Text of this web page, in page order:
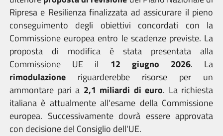
Ripresa e Resilienza finalizzata ad assicurare il pieno
conseguimento degli obiettivi concordati con la
Commissione europea entro le scadenze previste. La
proposta di modifica è stata presentata alla
Commissione UE il 12 giugno 2026. La
rimodulazione riguarderebbe risorse per un
ammontare pari a 2,1 miliardi di euro. La richiesta
italiana è attualmente all'esame della Commissione
europea. Successivamente dovrà essere approvata
con decisione del Consiglio dell'UE.